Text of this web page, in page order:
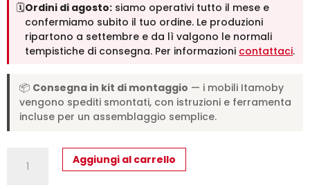
🗓️Ordini di agosto: siamo operativi tutto il mese e
confermiamo subito il tuo ordine. Le produzioni
ripartono a settembre e da lì valgono le normali
tempistiche di consegna. Per informazioni contattaci.
📦 Consegna in kit di montaggio — i mobili Itamoby
vengono spediti smontati, con istruzioni e ferramenta
incluse per un assemblaggio semplice.
Aggiungi al carrello